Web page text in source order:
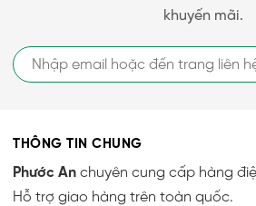
khuyến mãi.
THÔNG TIN CHUNG
Phước An chuyên cung cấp hàng
Hỗ trợ giao hàng trên toàn quốc.